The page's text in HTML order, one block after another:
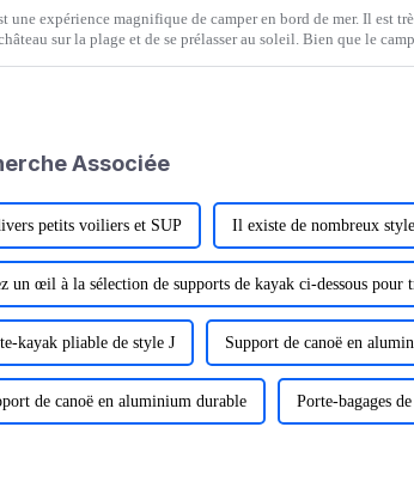
une expérience magnifique de camper en bord de mer. Il est
sur la plage et de se prélasser au soleil. Bien que le
Associée
petits voiliers et SUP Il existe de nombreux
un œil à la sélection de supports de kayak ci-dessous
kayak pliable de style J Support de canoë en
de canoë en aluminium durable Porte-bagages